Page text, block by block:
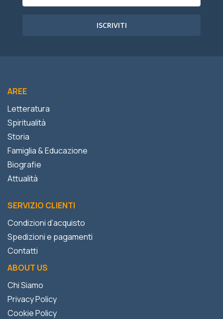
ISCRIVITI
AREE
Letteratura
Spiritualità
Storia
Famiglia & Educazione
Biografie
Attualità
SERVIZIO CLIENTI
Condizioni d’acquisto
Spedizioni e pagamenti
Contatti
ABOUT US
Chi Siamo
Privacy Policy
Cookie Policy